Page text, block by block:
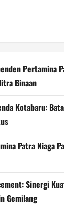
Pertamina
Binaan
Kotabaru:
Patra Niaga
Sinergi
Gemilang